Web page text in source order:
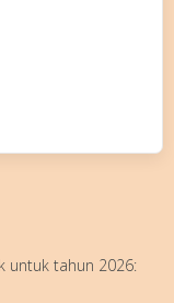
untuk tahun 2026: